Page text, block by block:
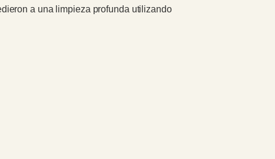
a una limpieza profunda utilizando